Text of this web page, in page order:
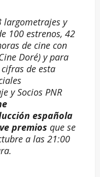
largometrajes y
100 estrenos, 42
de cine con
Doré) y para
de esta
y Socios PNR
española
premios que se
a las 21:00